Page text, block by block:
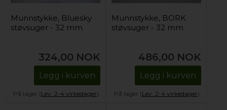
Munnstykke, Bluesky
støvsuger - 32 mm
324,00 NOK
Legg i kurven
På lager (Lev. 2-4 virkedager).
Munnstykke, BORK
støvsuger - 32 mm
486,00 NOK
Legg i kurven
På lager (Lev. 2-4 virkedager).